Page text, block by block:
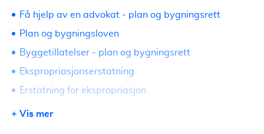
Få hjelp av en advokat - plan og bygningsrett
Plan og bygningsloven
Byggetillatelser - plan og bygningsrett
Ekspropriasjonserstatning
Erstatning for ekspropriasjon
Lag gode avtaler
Vis mer